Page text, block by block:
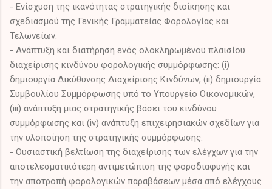
- Ενίσχυση της ικανότητας στρατηγικής διοίκησης και
σχεδιασμού της Γενικής Γραμματείας Φορολογίας και
Τελωνείων.
- Ανάπτυξη και διατήρηση ενός ολοκληρωμένου πλαισίου
διαχείρισης κινδύνου φορολογικής συμμόρφωσης: (i)
δημιουργία Διεύθυνσης Διαχείρισης Κινδύνων, (ii) δημιουργία
Συμβουλίου Συμμόρφωσης υπό το Υπουργείο Οικονομικών,
(iii) ανάπτυξη μιας στρατηγικής βάσει του κινδύνου
συμμόρφωσης και (iv) ανάπτυξη επιχειρησιακών σχεδίων για
την υλοποίηση της στρατηγικής συμμόρφωσης.
- Ουσιαστική βελτίωση της διαχείρισης των ελέγχων για την
αποτελεσματικότερη αντιμετώπιση της φοροδιαφυγής και
την αποτροπή φορολογικών παραβάσεων μέσα από ελέγχους